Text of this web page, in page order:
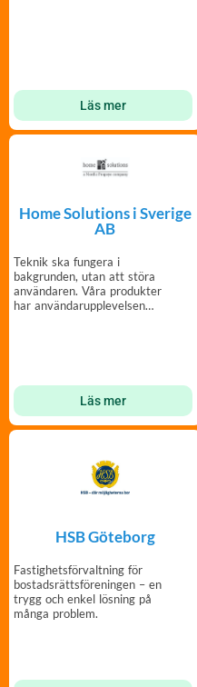
Läs mer
Home Solutions i Sverige
AB
Teknik ska fungera i
bakgrunden, utan att störa
användaren. Våra produkter
har användarupplevelsen
Läs mer
HSB Göteborg
Fastighetsförvaltning för
bostadsrättsföreningen – en
trygg och enkel lösning på
många problem.